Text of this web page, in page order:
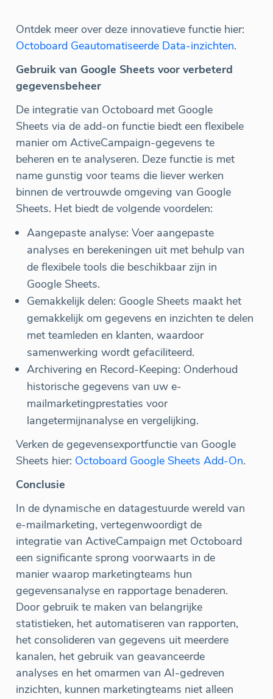
Ontdek meer over deze innovatieve functie hier:
Octoboard Geautomatiseerde Data-inzichten.
Gebruik van Google Sheets voor verbeterd
gegevensbeheer
De integratie van Octoboard met Google
Sheets via de add-on functie biedt een flexibele
manier om ActiveCampaign-gegevens te
beheren en te analyseren. Deze functie is met
name gunstig voor teams die liever werken
binnen de vertrouwde omgeving van Google
Sheets. Het biedt de volgende voordelen:
Aangepaste analyse: Voer aangepaste
analyses en berekeningen uit met behulp van
de flexibele tools die beschikbaar zijn in
Google Sheets.
Gemakkelijk delen: Google Sheets maakt het
gemakkelijk om gegevens en inzichten te delen
met teamleden en klanten, waardoor
samenwerking wordt gefaciliteerd.
Archivering en Record-Keeping: Onderhoud
historische gegevens van uw e-
mailmarketingprestaties voor
langetermijnanalyse en vergelijking.
Verken de gegevensexportfunctie van Google
Sheets hier: Octoboard Google Sheets Add-On.
Conclusie
In de dynamische en datagestuurde wereld van
e-mailmarketing, vertegenwoordigt de
integratie van ActiveCampaign met Octoboard
een significante sprong voorwaarts in de
manier waarop marketingteams hun
gegevensanalyse en rapportage benaderen.
Door gebruik te maken van belangrijke
statistieken, het automatiseren van rapporten,
het consolideren van gegevens uit meerdere
kanalen, het gebruik van geavanceerde
analyses en het omarmen van AI-gedreven
inzichten, kunnen marketingteams niet alleen